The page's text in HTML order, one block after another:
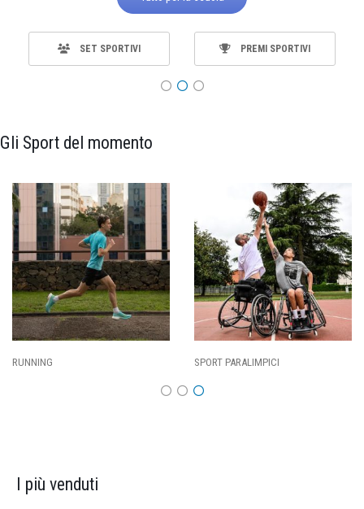
SET SPORTIVI PREMI SPORTIVI
Gli Sport del momento
PARALIMPICI CALCIO
I più venduti